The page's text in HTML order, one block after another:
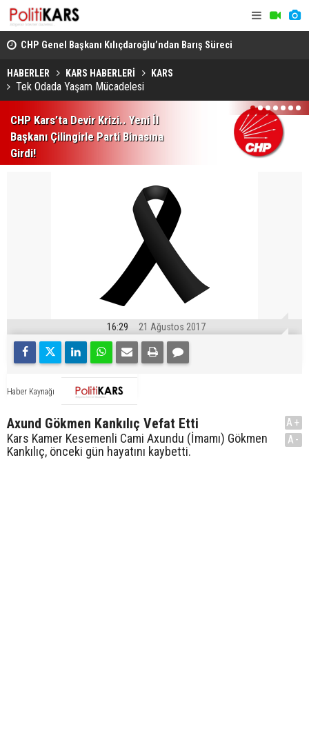
CHP Genel Başkanı Kılıçdaroğlu’ndan Barış Süreci
Vurgusu.. Sorumluluk Alacağız!
HABERLER KARS HABERLERİ KARS
Tek Odada Yaşam Mücadelesi
CHP Kars’ta Devir Krizi.. Yeni İl
Başkanı Çilingirle Parti Binasına
Girdi!
1 2 3 4 5 6 7
16:29 21 Ağustos 2017
Haber Kaynağı
Axund Gökmen Kankılıç Vefat Etti
Kars Kamer Kesemenli Cami Axundu (İmamı) Gökmen
Kankılıç, önceki gün hayatını kaybetti.
A+
A-